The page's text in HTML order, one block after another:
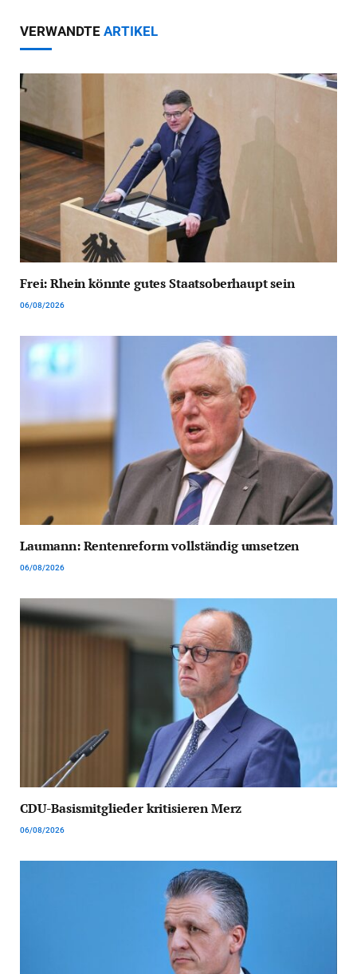
VERWANDTE ARTIKEL
Frei: Rhein könnte gutes Staatsoberhaupt sein
06/08/2026
Laumann: Rentenreform vollständig umsetzen
06/08/2026
CDU-Basismitglieder kritisieren Merz
06/08/2026